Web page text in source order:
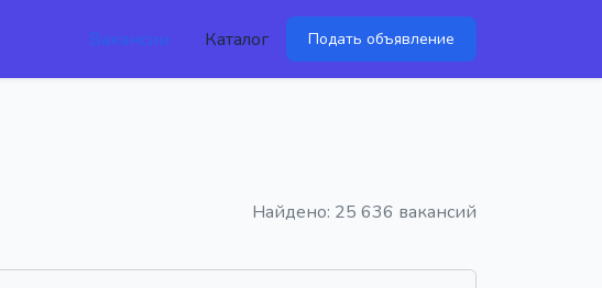
Вакансии Каталог Подать объявление
Найдено: 25 636 вакансий